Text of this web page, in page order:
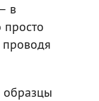
в
проводя
образцы